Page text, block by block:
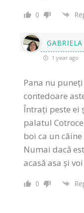
0
GABRIELA
1 year ago
Pana nu
contedoare
Întrați peste ei
palatul
boi ca un
Numai dacă
acasă asa și
0